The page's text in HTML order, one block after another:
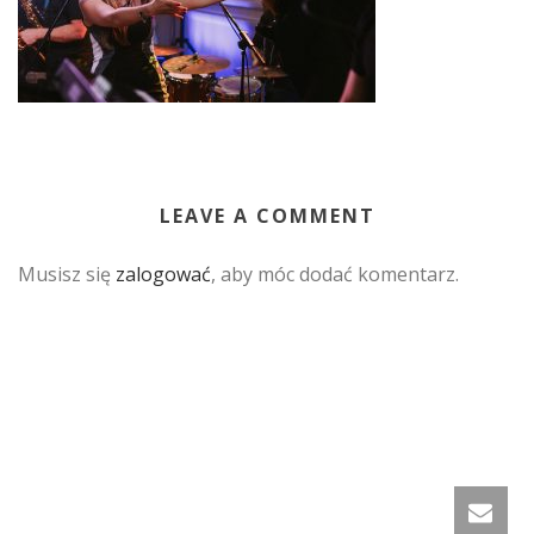
LEAVE A COMMENT
Musisz się zalogować, aby móc dodać komentarz.